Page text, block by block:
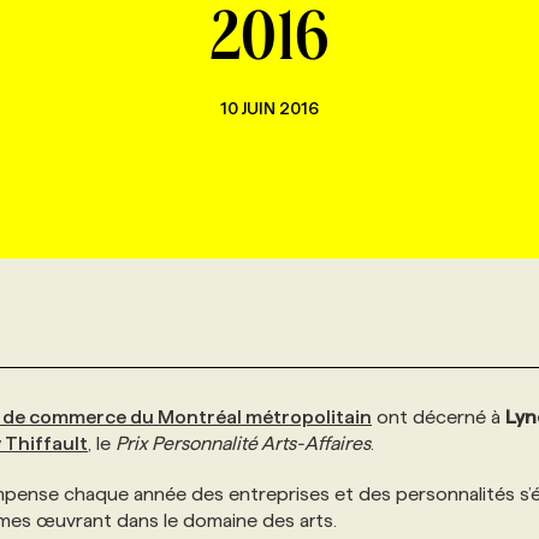
2016
10 JUIN 2016
de commerce du Montréal métropolitain ont décerné à
Thiffault , le Prix Personnalité Arts-Affaires.
chaque année des entreprises et des personnalités
œuvrant dans le domaine des arts.